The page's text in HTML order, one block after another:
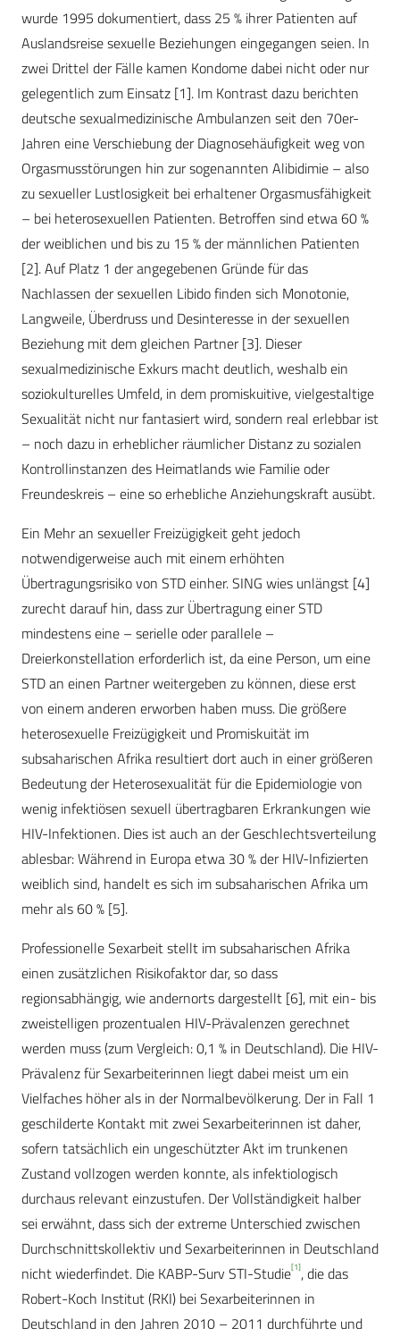
wurde 1995 dokumentiert, dass 25 % ihrer Patienten auf
Auslandsreise sexuelle Beziehungen eingegangen seien. In
zwei Drittel der Fälle kamen Kondome dabei nicht oder nur
gelegentlich zum Einsatz [1]. Im Kontrast dazu berichten
deutsche sexualmedizinische Ambulanzen seit den 70er-
Jahren eine Verschiebung der Diagnosehäufigkeit weg von
Orgasmusstörungen hin zur sogenannten Alibidimie – also
zu sexueller Lustlosigkeit bei erhaltener Orgasmusfähigkeit
– bei heterosexuellen Patienten. Betroffen sind etwa 60 %
der weiblichen und bis zu 15 % der männlichen Patienten
[2]. Auf Platz 1 der angegebenen Gründe für das
Nachlassen der sexuellen Libido finden sich Monotonie,
Langweile, Überdruss und Desinteresse in der sexuellen
Beziehung mit dem gleichen Partner [3]. Dieser
sexualmedizinische Exkurs macht deutlich, weshalb ein
soziokulturelles Umfeld, in dem promiskuitive, vielgestaltige
Sexualität nicht nur fantasiert wird, sondern real erlebbar ist
– noch dazu in erheblicher räumlicher Distanz zu sozialen
Kontrollinstanzen des Heimatlands wie Familie oder
Freundeskreis – eine so erhebliche Anziehungskraft ausübt.
Ein Mehr an sexueller Freizügigkeit geht jedoch
notwendigerweise auch mit einem erhöhten
Übertragungsrisiko von STD einher. SING wies unlängst [4]
zurecht darauf hin, dass zur Übertragung einer STD
mindestens eine – serielle oder parallele –
Dreierkonstellation erforderlich ist, da eine Person, um eine
STD an einen Partner weitergeben zu können, diese erst
von einem anderen erworben haben muss. Die größere
heterosexuelle Freizügigkeit und Promiskuität im
subsaharischen Afrika resultiert dort auch in einer größeren
Bedeutung der Heterosexualität für die Epidemiologie von
wenig infektiösen sexuell übertragbaren Erkrankungen wie
HIV-Infektionen. Dies ist auch an der Geschlechtsverteilung
ablesbar: Während in Europa etwa 30 % der HIV-Infizierten
weiblich sind, handelt es sich im subsaharischen Afrika um
mehr als 60 % [5].
Professionelle Sexarbeit stellt im subsaharischen Afrika
einen zusätzlichen Risikofaktor dar, so dass
regionsabhängig, wie andernorts dargestellt [6], mit ein- bis
zweistelligen prozentualen HIV-Prävalenzen gerechnet
werden muss (zum Vergleich: 0,1 % in Deutschland). Die HIV-
Prävalenz für Sexarbeiterinnen liegt dabei meist um ein
Vielfaches höher als in der Normalbevölkerung. Der in Fall 1
geschilderte Kontakt mit zwei Sexarbeiterinnen ist daher,
sofern tatsächlich ein ungeschützter Akt im trunkenen
Zustand vollzogen werden konnte, als infektiologisch
durchaus relevant einzustufen. Der Vollständigkeit halber
sei erwähnt, dass sich der extreme Unterschied zwischen
Durchschnittskollektiv und Sexarbeiterinnen in Deutschland
nicht wiederfindet. Die KABP-Surv STI-Studie[1], die das
Robert-Koch Institut (RKI) bei Sexarbeiterinnen in
Deutschland in den Jahren 2010 – 2011 durchführte und